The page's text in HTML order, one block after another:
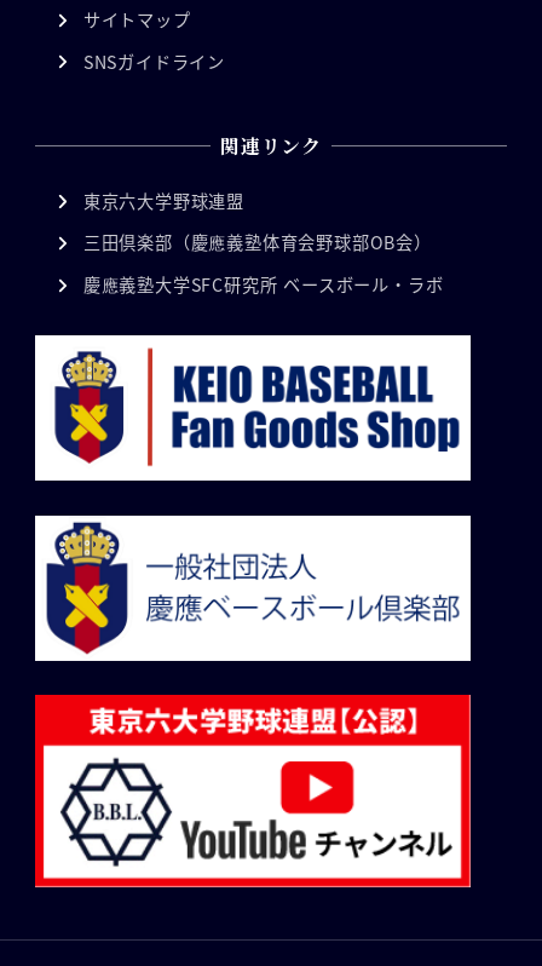
サイトマップ
SNSガイドライン
関連リンク
東京六大学野球連盟
三田倶楽部（慶應義塾体育会野球部OB会）
慶應義塾大学SFC研究所 ベースボール・ラボ